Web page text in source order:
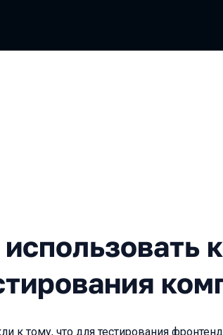
к тому, что для тестирования